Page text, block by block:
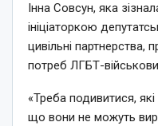
Інна Совсун, яка
ініціаторкою
цивільні партнерства,
потреб ЛГБТ-
«Треба подивитися,
що вони не можуть